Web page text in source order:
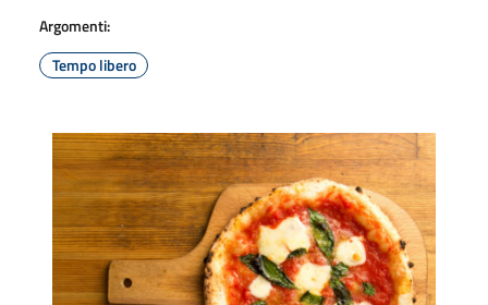
Argomenti:
Tempo libero